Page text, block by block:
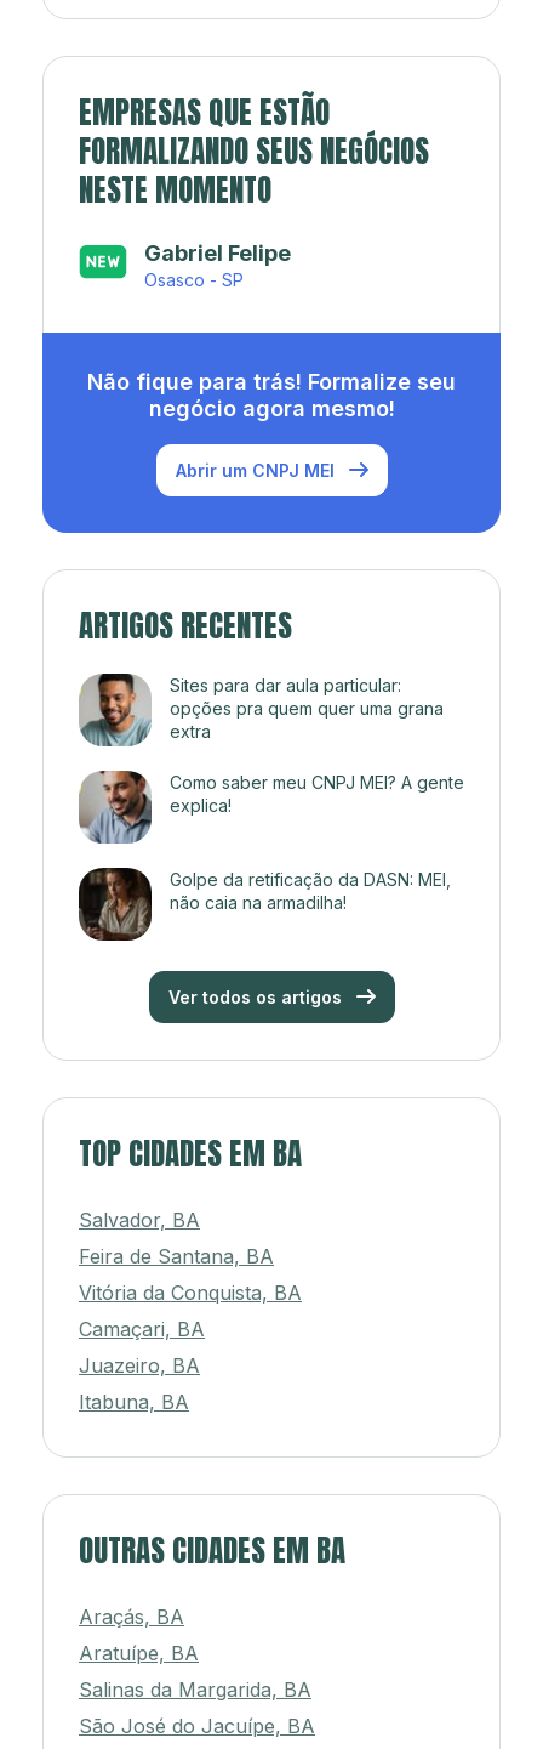
EMPRESAS QUE ESTÃO
FORMALIZANDO SEUS NEGÓCIOS
NESTE MOMENTO
Japa’s açaí e sorveteria
Rio de Janeiro - RJ
Não fique para trás! Formalize seu
negócio agora mesmo!
Abrir um CNPJ MEI
ARTIGOS RECENTES
Sites para dar aula particular:
opções pra quem quer uma grana
extra
Como saber meu CNPJ MEI? A gente
explica!
Golpe da retificação da DASN: MEI,
não caia na armadilha!
Ver todos os artigos
TOP CIDADES EM BA
Salvador, BA
Feira de Santana, BA
Vitória da Conquista, BA
Camaçari, BA
Juazeiro, BA
Itabuna, BA
OUTRAS CIDADES EM BA
Araçás, BA
Aratuípe, BA
Salinas da Margarida, BA
São José do Jacuípe, BA